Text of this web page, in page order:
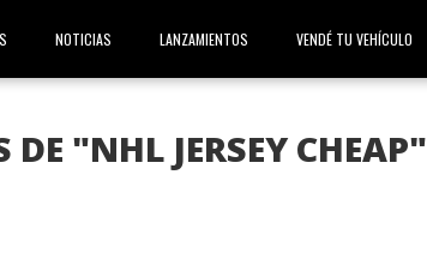
NOTICIAS LANZAMIENTOS VENDÉ TU VEHÍCULO
"NHL JERSEY CHEAP"